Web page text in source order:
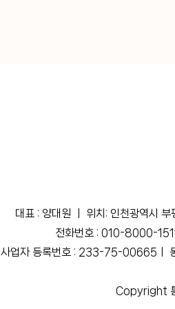
대표 : 양대원 ㅣ 위치: 인천광역시
전화번호 : 010-8000-
사업자 등록번호 : 233-75-00665
Copyright